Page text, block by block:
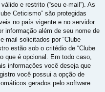
e restrito (“seu e-mail”). As
Ceticismo” são protegidas
no país vigente e no servidor
informação além de seu nome de
mail solicitados por “Clube
estão sob o critédio de “Clube
que é opcional. Em todo caso,
informações você deseja que
você possui a opção de
gerados pelo software